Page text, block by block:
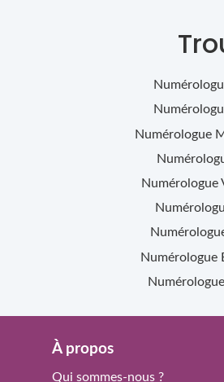
Numérologue
Numérologue
Numérologue
Numérologue
À propos
Qui sommes-nous ?